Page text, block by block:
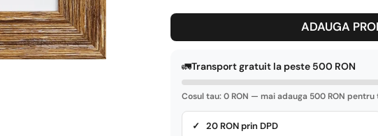
ADAUGA
🚛Transport gratuit la peste 500 RON
Cosul tau: 0 RON — mai adauga 500 RON
✓ 20 RON prin DPD